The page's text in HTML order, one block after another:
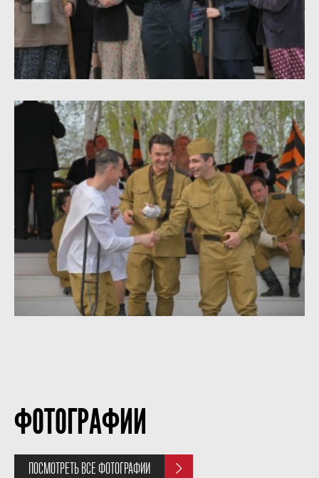
ФОТОГРАФИИ
ПОСМОТРЕТЬ ВСЕ ФОТОГРАФИИ